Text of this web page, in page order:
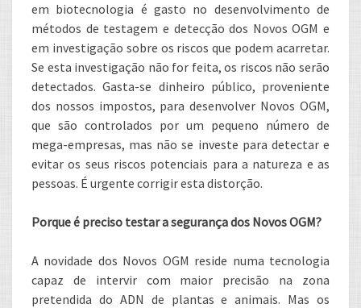
em biotecnologia é gasto no desenvolvimento de
métodos de testagem e detecção dos Novos OGM e
em investigação sobre os riscos que podem acarretar.
Se esta investigação não for feita, os riscos não serão
detectados. Gasta-se dinheiro público, proveniente
dos nossos impostos, para desenvolver Novos OGM,
que são controlados por um pequeno número de
mega-empresas, mas não se investe para detectar e
evitar os seus riscos potenciais para a natureza e as
pessoas. É urgente corrigir esta distorção.
Porque é preciso testar a segurança dos Novos OGM?
A novidade dos Novos OGM reside numa tecnologia
capaz de intervir com maior precisão na zona
pretendida do ADN de plantas e animais. Mas os